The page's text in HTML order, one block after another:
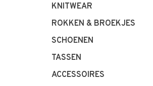
KNITWEAR
ROKKEN & BROEKJES
SCHOENEN
TASSEN
ACCESSOIRES